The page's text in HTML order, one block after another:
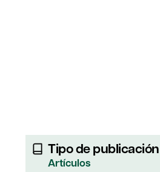
Tipo de publicación
Artículos